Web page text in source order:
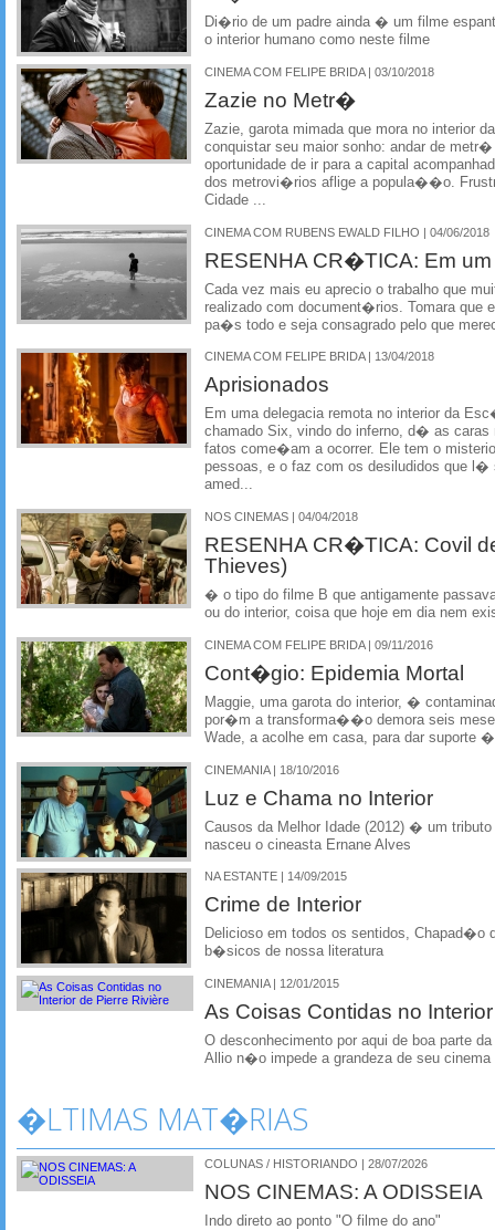
Di�rio de um padre ainda � um filme
o interior humano como neste filme
CINEMA COM FELIPE BRIDA | 03/10/2018
Zazie no Metr�
Zazie, garota mimada que mora no interior
conquistar seu maior sonho: andar de
oportunidade de ir para a capital
dos metrovi�rios aflige a popula��o.
Cidade ...
CINEMA COM RUBENS EWALD FILHO | 04/06/2018
RESENHA CR�TICA: Em
Cada vez mais eu aprecio o trabalho que
realizado com document�rios. Tomara que
pa�s todo e seja consagrado pelo que
CINEMA COM FELIPE BRIDA | 13/04/2018
Aprisionados
Em uma delegacia remota no interior da
chamado Six, vindo do inferno, d� as
fatos come�am a ocorrer. Ele tem o
pessoas, e o faz com os desiludidos que
amed...
NOS CINEMAS | 04/04/2018
RESENHA CR�TICA: Covil
Thieves)
� o tipo do filme B que antigamente
ou do interior, coisa que hoje em dia nem
CINEMA COM FELIPE BRIDA | 09/11/2016
Cont�gio: Epidemia Mortal
Maggie, uma garota do interior, �
por�m a transforma��o demora seis
Wade, a acolhe em casa, para dar suporte
CINEMANIA | 18/10/2016
Luz e Chama no Interior
Causos da Melhor Idade (2012) � um
nasceu o cineasta Ernane Alves
NA ESTANTE | 14/09/2015
Crime de Interior
Delicioso em todos os sentidos, Chapad�o
b�sicos de nossa literatura
CINEMANIA | 12/01/2015
As Coisas Contidas no
O desconhecimento por aqui de boa parte
Allio n�o impede a grandeza de seu cinema
�LTIMAS MAT�RIAS
COLUNAS / HISTORIANDO | 28/07/2026
NOS CINEMAS: A ODISSEIA
Indo direto ao ponto "O filme do ano"